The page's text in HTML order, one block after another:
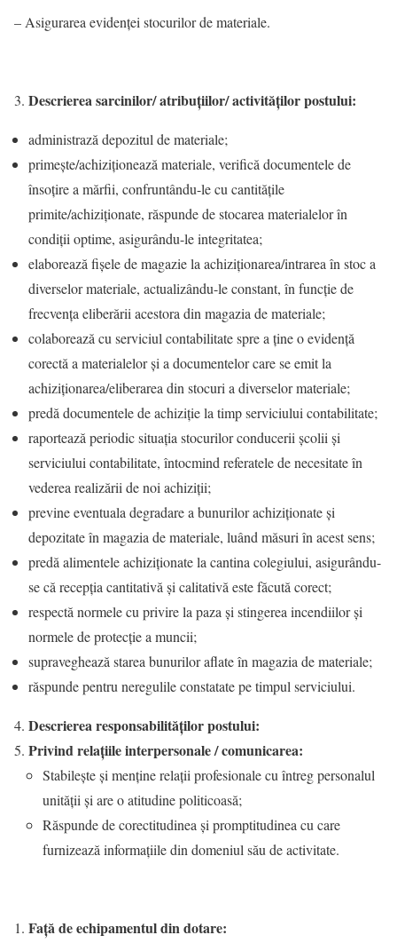
– Asigurarea evidenței stocurilor de materiale.
Descrierea sarcinilor/ atribuțiilor/ activităților postului:
administrază depozitul de materiale;
primește/achiziționează materiale, verifică documentele de
însoțire a mărfii, confruntându-le cu cantitățile
primite/achiziționate, răspunde de stocarea materialelor în
condiții optime, asigurându-le integritatea;
elaborează fișele de magazie la achiziționarea/intrarea în stoc a
diverselor materiale, actualizându-le constant, în funcție de
frecvența eliberării acestora din magazia de materiale;
colaborează cu serviciul contabilitate spre a ține o evidență
corectă a materialelor și a documentelor care se emit la
achiziționarea/eliberarea din stocuri a diverselor materiale;
predă documentele de achiziție la timp serviciului contabilitate;
raportează periodic situația stocurilor conducerii școlii și
serviciului contabilitate, întocmind referatele de necesitate în
vederea realizării de noi achiziții;
previne eventuala degradare a bunurilor achiziționate și
depozitate în magazia de materiale, luând măsuri în acest sens;
predă alimentele achiziționate la cantina colegiului, asigurându-
se că recepția cantitativă și calitativă este făcută corect;
respectă normele cu privire la paza și stingerea incendiilor și
normele de protecție a muncii;
supraveghează starea bunurilor aflate în magazia de materiale;
răspunde pentru neregulile constatate pe timpul serviciului.
Descrierea responsabilităţilor postului:
Privind relaţiile interpersonale / comunicarea:
Stabileşte şi menţine relaţii profesionale cu întreg personalul
unității şi are o atitudine politicoasă;
Răspunde de corectitudinea şi promptitudinea cu care
furnizează informaţiile din domeniul său de activitate.
Faţă de echipamentul din dotare: